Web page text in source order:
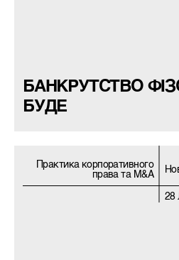
БАНКРУТСТВО
БУДЕ
Практика корпоративного
права та M&A
28